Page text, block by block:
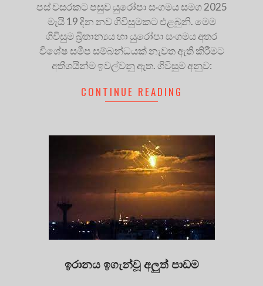
පස් වසරකට පසුව යුරෝපා සංගමය සමග 2025
මැයි 19 දින නව ගිවිසුමකට එළබුනි. මෙම
ගිවිසුම බ්‍රිතාන්‍යය හා යුරෝපා සංගමය අතර
විශේෂ සමීප සම්බන්ධයක් නැවත ඇති කිරීමට
අතීශයින්ම ඉවල්වනු ඇත. ගිවිසුම අනුව:
CONTINUE READING
ඉරානය ඉගැන්වූ අලුත් පාඩම